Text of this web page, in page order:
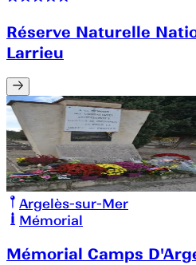
Réserve Naturelle
Larrieu
Argelès-sur-Mer
Mémorial
Mémorial Camps